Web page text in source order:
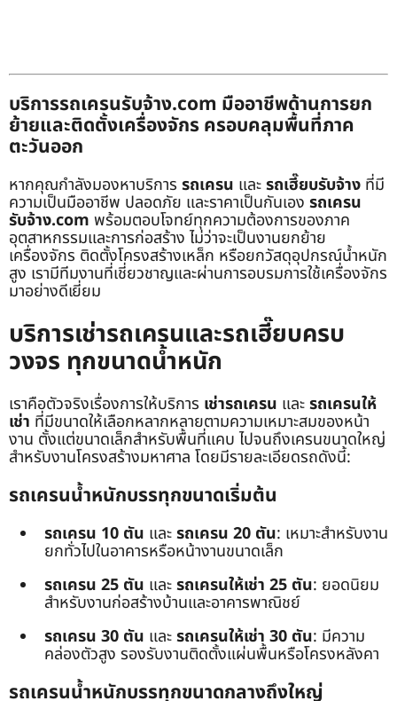
บริการรถเครนรับจ้าง.com มืออาชีพด้านการยก
ย้ายและติดตั้งเครื่องจักร ครอบคลุมพื้นที่ภาค
ตะวันออก
หากคุณกำลังมองหาบริการ รถเครน และรถเฮี๊ยบรับจ้าง ที่มี
ความเป็นมืออาชีพ ปลอดภัย และราคาเป็นกันเอง รถเครน
รับจ้าง.com พร้อมตอบโจทย์ทุกความต้องการของภาค
อุตสาหกรรมและการก่อสร้าง ไม่ว่าจะเป็นงานยกย้าย
เครื่องจักร ติดตั้งโครงสร้างเหล็ก หรือยกวัสดุอุปกรณ์น้ำหนัก
สูง เรามีทีมงานที่เชี่ยวชาญและผ่านการอบรมการใช้เครื่องจักร
มาอย่างดีเยี่ยม
บริการเช่ารถเครนและรถเฮี๊ยบครบ
วงจร ทุกขนาดน้ำหนัก
เราคือตัวจริงเรื่องการให้บริการ เช่ารถเครน และรถเครนให้
เช่า ที่มีขนาดให้เลือกหลากหลายตามความเหมาะสมของหน้า
งาน ตั้งแต่ขนาดเล็กสำหรับพื้นที่แคบ ไปจนถึงเครนขนาดใหญ่
สำหรับงานโครงสร้างมหาศาล โดยมีรายละเอียดรถดังนี้:
รถเครนน้ำหนักบรรทุกขนาดเริ่มต้น
รถเครน 10 ตัน และรถเครน 20 ตัน: เหมาะสำหรับงาน
ยกทั่วไปในอาคารหรือหน้างานขนาดเล็ก
รถเครน 25 ตัน และรถเครนให้เช่า 25 ตัน: ยอดนิยม
สำหรับงานก่อสร้างบ้านและอาคารพาณิชย์
รถเครน 30 ตัน และรถเครนให้เช่า 30 ตัน: มีความ
คล่องตัวสูง รองรับงานติดตั้งแผ่นพื้นหรือโครงหลังคา
รถเครนน้ำหนักบรรทุกขนาดกลางถึงใหญ่